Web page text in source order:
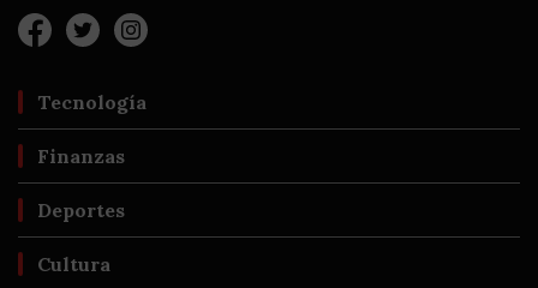
Tecnología
Finanzas
Deportes
Cultura